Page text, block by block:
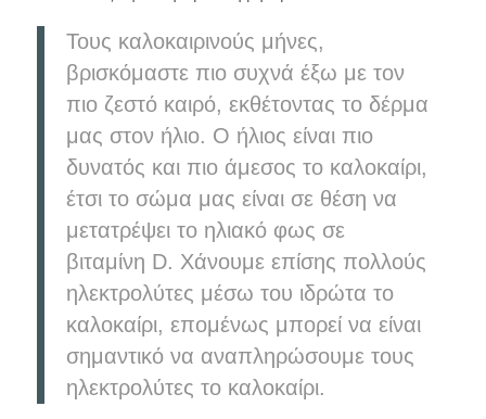
Τους καλοκαιρινούς μήνες,
βρισκόμαστε πιο συχνά έξω με τον
πιο ζεστό καιρό, εκθέτοντας το δέρμα
μας στον ήλιο. Ο ήλιος είναι πιο
δυνατός και πιο άμεσος το καλοκαίρι,
έτσι το σώμα μας είναι σε θέση να
μετατρέψει το ηλιακό φως σε
βιταμίνη D. Χάνουμε επίσης πολλούς
ηλεκτρολύτες μέσω του ιδρώτα το
καλοκαίρι, επομένως μπορεί να είναι
σημαντικό να αναπληρώσουμε τους
ηλεκτρολύτες το καλοκαίρι.